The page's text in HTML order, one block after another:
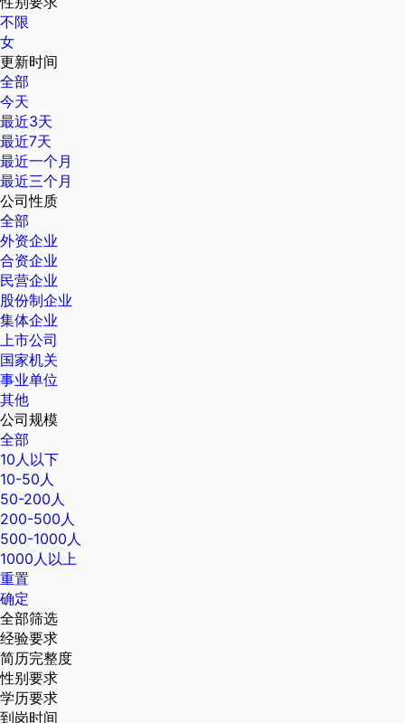
不限
女
更新时间
全部
今天
最近3天
最近7天
最近一个月
最近三个月
公司性质
全部
外资企业
合资企业
民营企业
股份制企业
集体企业
上市公司
国家机关
事业单位
其他
公司规模
全部
10人以下
10-50人
50-200人
200-500人
500-1000人
1000人以上
重置
确定
全部筛选
经验要求
简历完整度
性别要求
学历要求
到岗时间